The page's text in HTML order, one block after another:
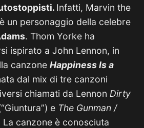
Infatti, Marvin the
un personaggio della celebre
. Thom Yorke ha
ispirato a John Lennon, in
canzone Happiness Is a
dal mix di tre canzoni
chiamati da Lennon Dirty
e The Gunman /
La canzone è conosciuta